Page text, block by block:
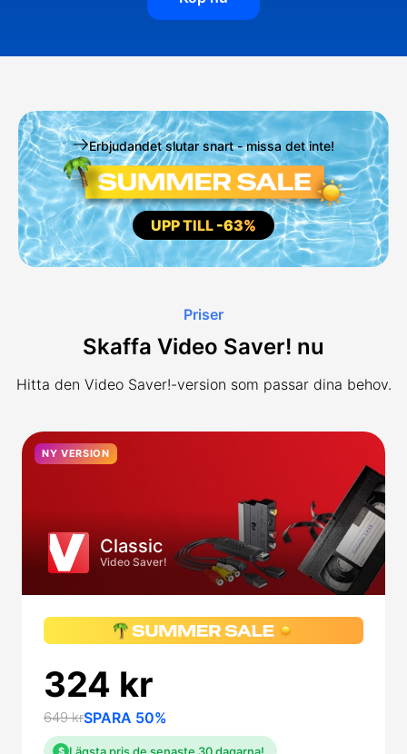
Erbjudandet slutar snart - missa det inte!
UPP TILL -63%
Priser
Skaffa Video Saver! nu
Hitta den Video Saver!-version som passar dina behov.
NY VERSION
Classic
Video Saver!
324 kr
649 krSPARA 50%
$